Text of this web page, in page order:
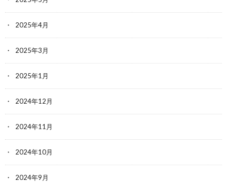
2025年4月
2025年3月
2025年1月
2024年12月
2024年11月
2024年10月
2024年9月